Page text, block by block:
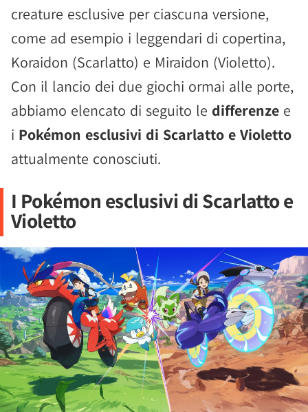
creature esclusive per ciascuna versione,
come ad esempio i leggendari di copertina,
Koraidon (Scarlatto) e Miraidon (Violetto).
Con il lancio dei due giochi ormai alle porte,
abbiamo elencato di seguito le differenze e
i Pokémon esclusivi di Scarlatto e Violetto
attualmente conosciuti.
I Pokémon esclusivi di Scarlatto e
Violetto